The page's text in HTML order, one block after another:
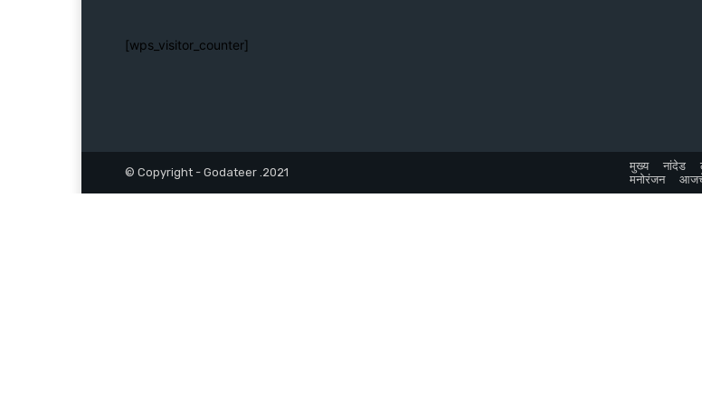
[wps_visitor_counter]
© Copyright - Godateer .2021 मुख्य नांदेड
मनोरंजन
आजचे